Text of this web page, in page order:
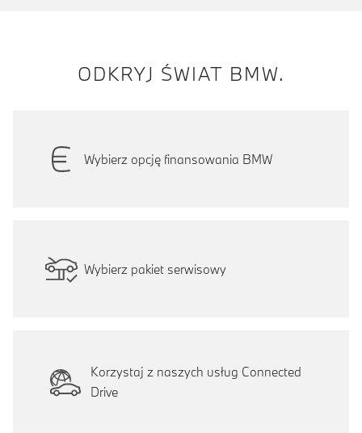
ODKRYJ ŚWIAT BMW.
Wybierz opcję finansowania BMW
Wybierz pakiet serwisowy
Korzystaj z naszych usług Connected
Drive